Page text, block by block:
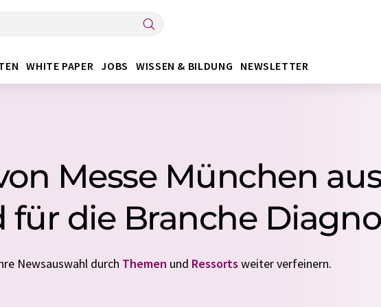
WHITE PAPER JOBS WISSEN & BILDUNG NEWSLETTER
Messe München
für die Branche
Newsauswahl durch Themen und Ressorts weiter verfeinern.